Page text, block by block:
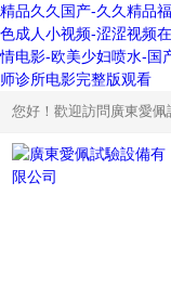
精品久久国产-久久精品
色成人小视频-涩涩视频
情电影-欧美少妇喷水-国
师诊所电影完整版观看
您好！歡迎訪問廣東愛佩